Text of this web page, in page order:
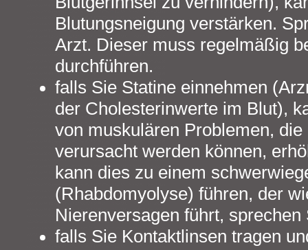
Blutungsneigung verstärken.
Arzt. Dieser muss regelmäßig
durchführen.
falls Sie Statine einnehmen
der Cholesterinwerte im Blut),
von muskulären Problemen, die
verursacht werden können,
kann dies zu einem
(Rhabdomyolyse) führen, der
Nierenversagen führt,
falls Sie Kontaktlinsen tragen